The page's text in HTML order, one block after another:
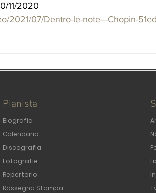
11/2020
2021/07/Dentro-le-note---Chopin-
Pianista
Biografia
Calendario
Discografia
Fotografie
Repertorio
Rassegna Stampa